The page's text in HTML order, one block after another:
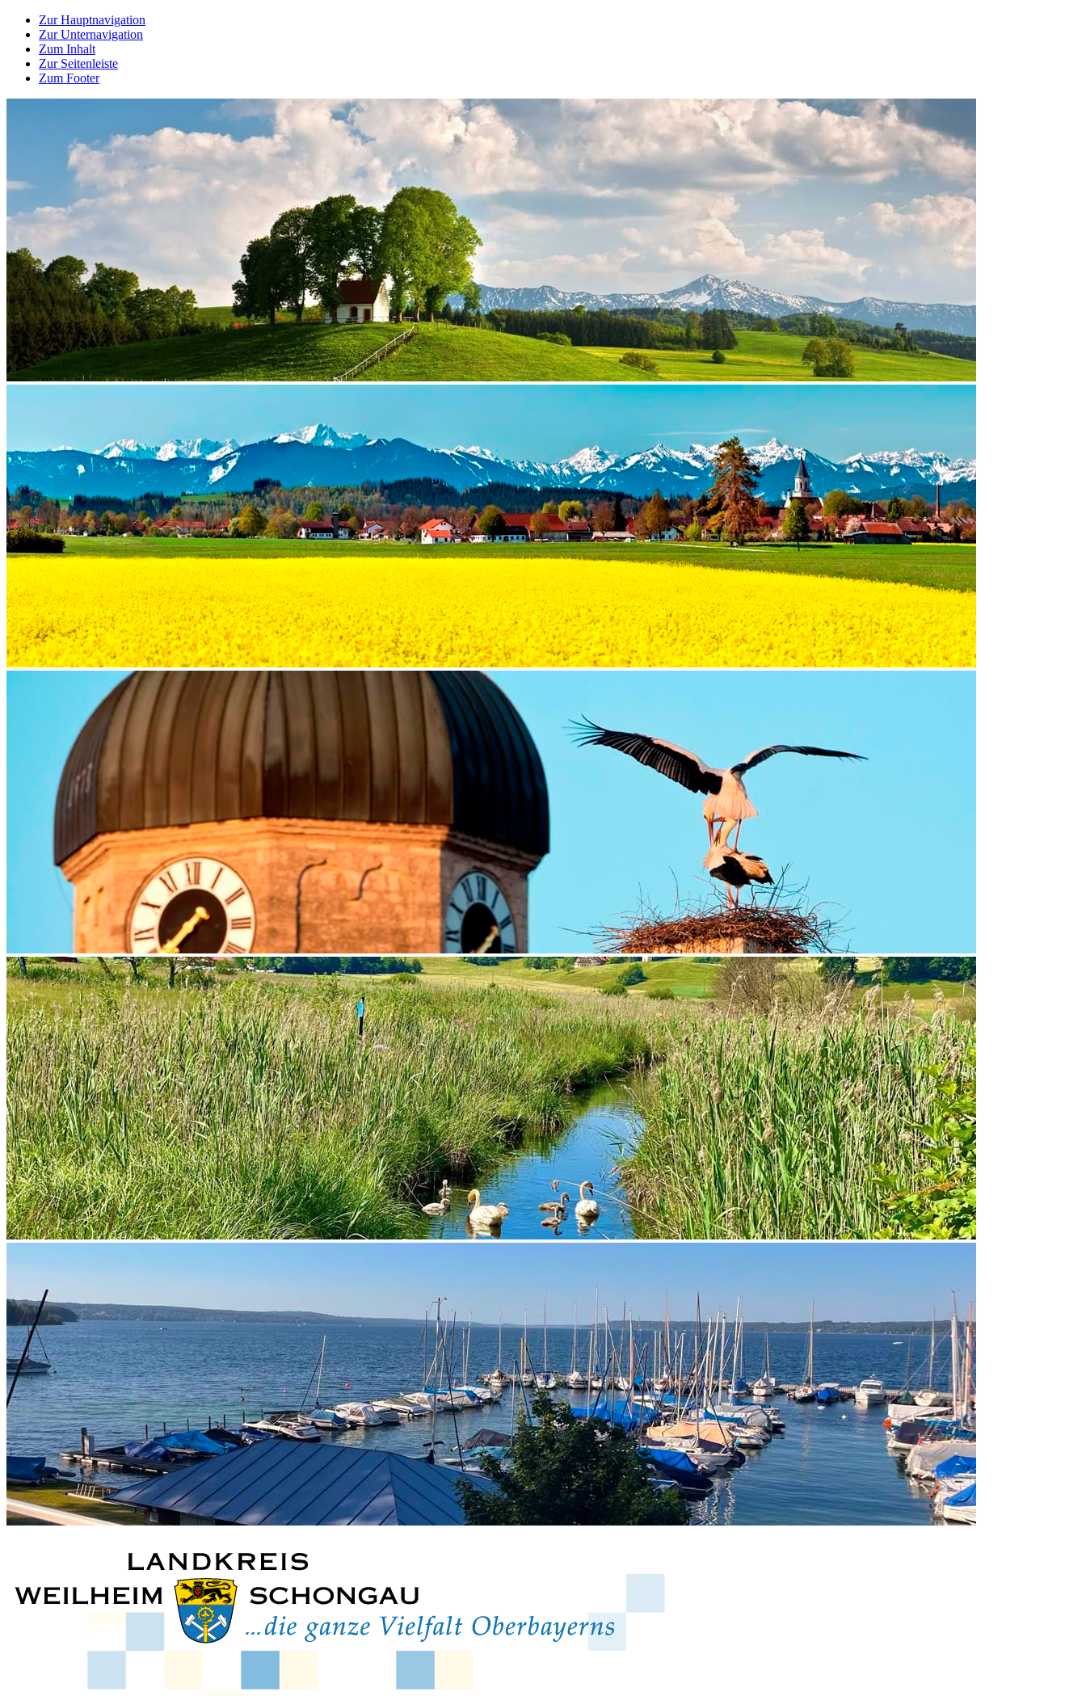
Zur Hauptnavigation
Zur Unternavigation
Zum Inhalt
Zur Seitenleiste
Zum Footer